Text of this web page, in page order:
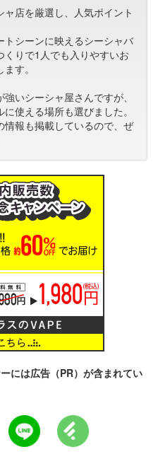
店を厳選し、人気ポイント
シーンに映えるシーシャバ
りで1人でも入りやすいお
す。
いシーシャ屋さんですが、
使える場所も選びました。
報も掲載しているので、ぜ
には広告（PR）が含まれてい